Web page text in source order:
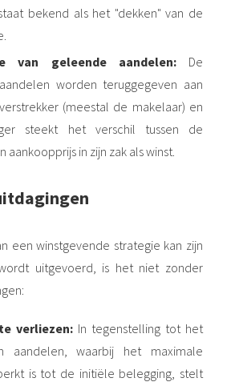
bekend als het "dekken" van de
van geleende aandelen: De
worden teruggegeven aan
(meestal de makelaar) en
steekt het verschil tussen de
aankoopprijs in zijn zak als winst.
een winstgevende strategie kan zijn
uitgevoerd, is het niet zonder
verliezen: In tegenstelling tot het
aandelen, waarbij het maximale
is tot de initiële belegging, stelt